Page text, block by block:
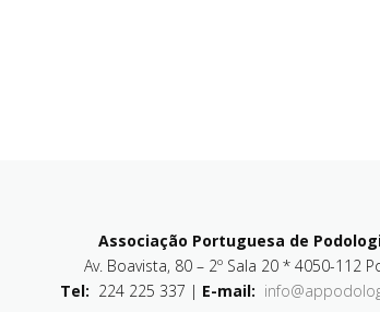
Associação Portuguesa de
Av. Boavista, 80 – 2º Sala 20 * 4050-112
Tel: 224 225 337 | E-mail: